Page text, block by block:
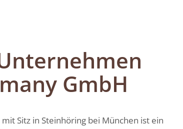
GmbH​
Sitz in Steinhöring bei München ist ein